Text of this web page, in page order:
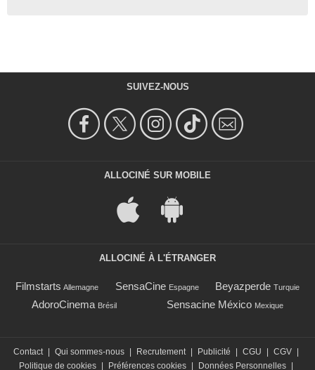
SUIVEZ-NOUS
ALLOCINÉ SUR MOBILE
ALLOCINÉ À L'ÉTRANGER
Filmstarts Allemagne SensaCine Espagne Beyazperde Turquie
AdoroCinema Brésil Sensacine México Mexique
Contact Qui sommes-nous Recrutement Publicité CGU CGV
Politique de cookies
Préférences cookies Données Personnelles